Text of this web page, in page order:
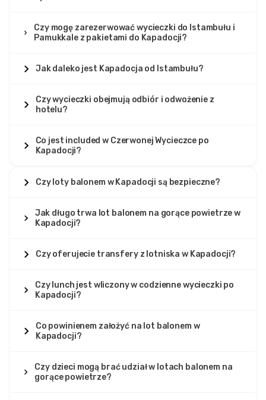
Czy mogę zarezerwować wycieczki do Istambułu i
Pamukkale z pakietami do Kapadocji?
Jak daleko jest Kapadocja od Istambułu?
Czy wycieczki obejmują odbiór i odwożenie z
hotelu?
Co jest included w Czerwonej Wycieczce po
Kapadocji?
Czy loty balonem w Kapadocji są bezpieczne?
Jak długo trwa lot balonem na gorące powietrze w
Kapadocji?
Czy oferujecie transfery z lotniska w Kapadocji?
Czy lunch jest wliczony w codzienne wycieczki po
Kapadocji?
Co powinienem założyć na lot balonem w
Kapadocji?
Czy dzieci mogą brać udział w lotach balonem na
gorące powietrze?